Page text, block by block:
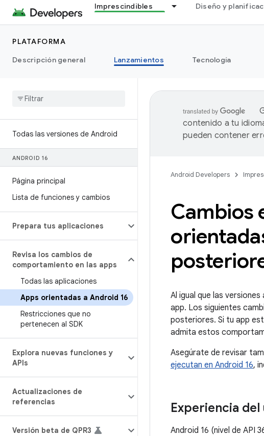
Imprescindibles Diseño y
PLATAFORMA
Descripción general
Lanzamientos Tecnología
Todas las versiones de Android
ANDROID 16
Página principal
Lista de funciones y cambios
Prepara tus aplicaciones
Revisa los cambios de
comportamiento en las apps
Todas las aplicaciones
Apps orientadas a Android 16
Restricciones que no
pertenecen al SDK
Explora nuevas funciones y
APIs
Actualizaciones de
referencias
Versión beta de QPR3
contenido a tu
pueden contener
Android Developers
Cambios
Al igual que las
app. Los siguientes
posteriores. Si tu app
admita estos
Asegúrate de revisar
ejecutan en Android 16,
Experiencia del
Android 16 (nivel de API